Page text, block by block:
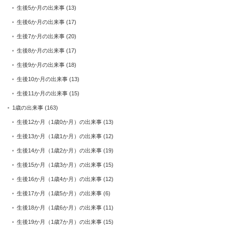
生後5か月の出来事 (13)
生後6か月の出来事 (17)
生後7か月の出来事 (20)
生後8か月の出来事 (17)
生後9か月の出来事 (18)
生後10か月の出来事 (13)
生後11か月の出来事 (15)
1歳の出来事 (163)
生後12か月（1歳0か月）の出来事 (13)
生後13か月（1歳1か月）の出来事 (12)
生後14か月（1歳2か月）の出来事 (19)
生後15か月（1歳3か月）の出来事 (15)
生後16か月（1歳4か月）の出来事 (12)
生後17か月（1歳5か月）の出来事 (6)
生後18か月（1歳6か月）の出来事 (11)
生後19か月（1歳7か月）の出来事 (15)